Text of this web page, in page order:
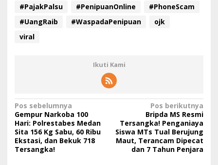
#PajakPalsu
#PenipuanOnline
#PhoneScam
#UangRaib
#WaspadaPenipuan
ojk
viral
Ikuti Kami
N
a
v
i
Pos sebelumnya
Gempur Narkoba 100
Hari: Polrestabes Medan
Sita 156 Kg Sabu, 60 Ribu
Ekstasi, dan Bekuk 718
Tersangka!
Pos berikutnya
Bripda MS Resmi
Tersangka! Penganiaya
Siswa MTs Tual Berujung
Maut, Terancam Dipecat
dan 7 Tahun Penjara